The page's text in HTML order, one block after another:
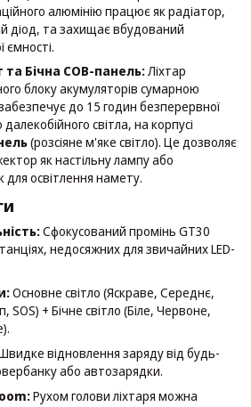
алюмінію працює як радіатор,
діод, та захищає вбудований
ємності.
Бічна COB-панель:Ліхтар
блоку акумуляторів сумарною
до 15 годин безперервної
світла, на корпусі
(розсіяне м'яке світло). Це дозволяє
як настільну лампу або
для освітлення намету.
Сфокусований промінь GT30
недосяжних для звичайних LED-
Основне світло (Яскраве, Середнє,
+ Бічне світло (Біле, Червоне,
відновлення заряду від будь-
або автозарядки.
Рухом голови ліхтаря можна